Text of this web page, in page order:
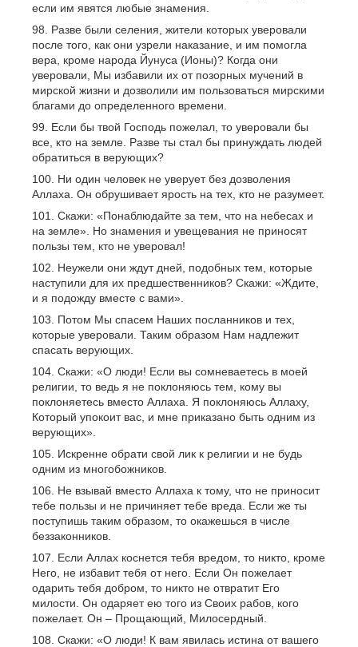
если им явятся любые знамения.
Разве были селения, жители которых уверовали
после того, как они узрели наказание, и им помогла
вера, кроме народа Йунуса (Ионы)? Когда они
уверовали, Мы избавили их от позорных мучений в
мирской жизни и дозволили им пользоваться мирскими
благами до определенного времени.
Если бы твой Господь пожелал, то уверовали бы
все, кто на земле. Разве ты стал бы принуждать людей
обратиться в верующих?
Ни один человек не уверует без дозволения
Аллаха. Он обрушивает ярость на тех, кто не разумеет.
Скажи: «Понаблюдайте за тем, что на небесах и
на земле». Но знамения и увещевания не приносят
пользы тем, кто не уверовал!
Неужели они ждут дней, подобных тем, которые
наступили для их предшественников? Скажи: «Ждите,
и я подожду вместе с вами».
Потом Мы спасем Наших посланников и тех,
которые уверовали. Таким образом Нам надлежит
спасать верующих.
Скажи: «О люди! Если вы сомневаетесь в моей
религии, то ведь я не поклоняюсь тем, кому вы
поклоняетесь вместо Аллаха. Я поклоняюсь Аллаху,
Который упокоит вас, и мне приказано быть одним из
верующих».
Искренне обрати свой лик к религии и не будь
одним из многобожников.
Не взывай вместо Аллаха к тому, что не приносит
тебе пользы и не причиняет тебе вреда. Если же ты
поступишь таким образом, то окажешься в числе
беззаконников.
Если Аллах коснется тебя вредом, то никто, кроме
Него, не избавит тебя от него. Если Он пожелает
одарить тебя добром, то никто не отвратит Его
милости. Он одаряет ею того из Своих рабов, кого
пожелает. Он – Прощающий, Милосердный.
Скажи: «О люди! К вам явилась истина от вашего